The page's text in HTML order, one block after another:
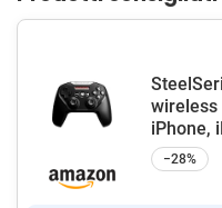
wireless
iPhone,
−28%